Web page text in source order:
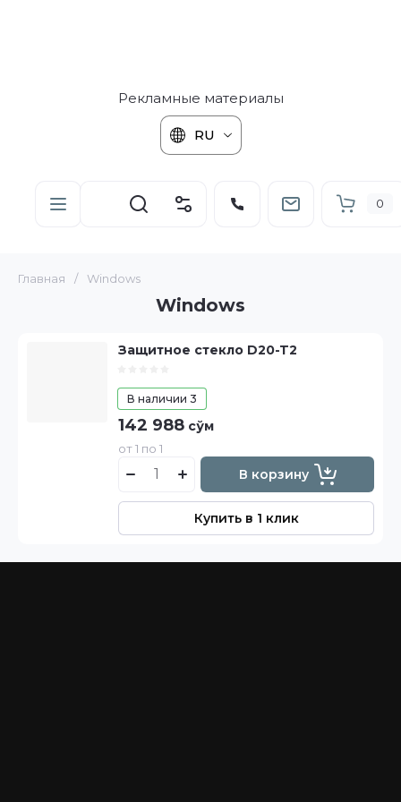
Рекламные материалы
RU
0
Главная / Windows
Windows
Защитное стекло D20-T2
В наличии 3
142 988 сўм
от 1 по 1
В корзину
Купить в 1 клик